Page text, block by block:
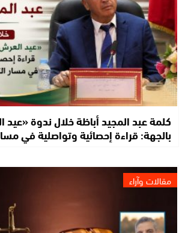
كلمة عبد المجيد أباظة خلال ندوة «عيد
بالجهة: قراءة إحصائية وتواصلية في
مقالات وآراء